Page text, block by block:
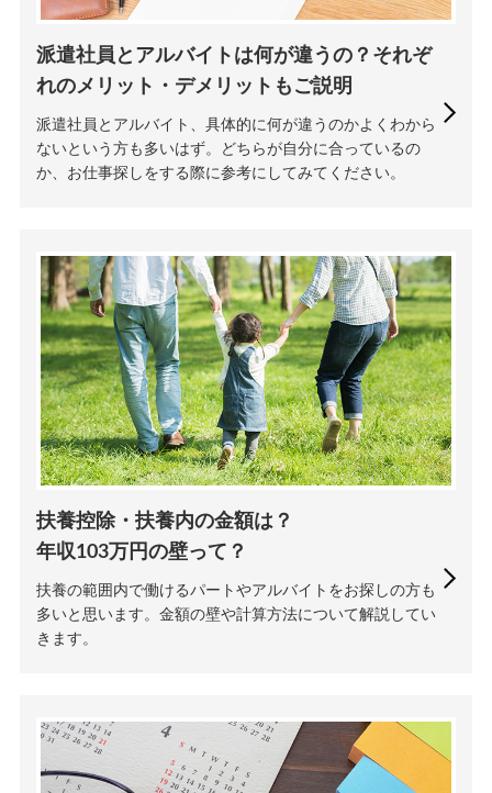
派遣社員とアルバイトは何が違うの？それぞ
れのメリット・デメリットもご説明
派遣社員とアルバイト、具体的に何が違うのかよくわから
ないという方も多いはず。どちらが自分に合っているの
か、お仕事探しをする際に参考にしてみてください。
扶養控除・扶養内の金額は？
年収103万円の壁って？
扶養の範囲内で働けるパートやアルバイトをお探しの方も
多いと思います。金額の壁や計算方法について解説してい
きます。